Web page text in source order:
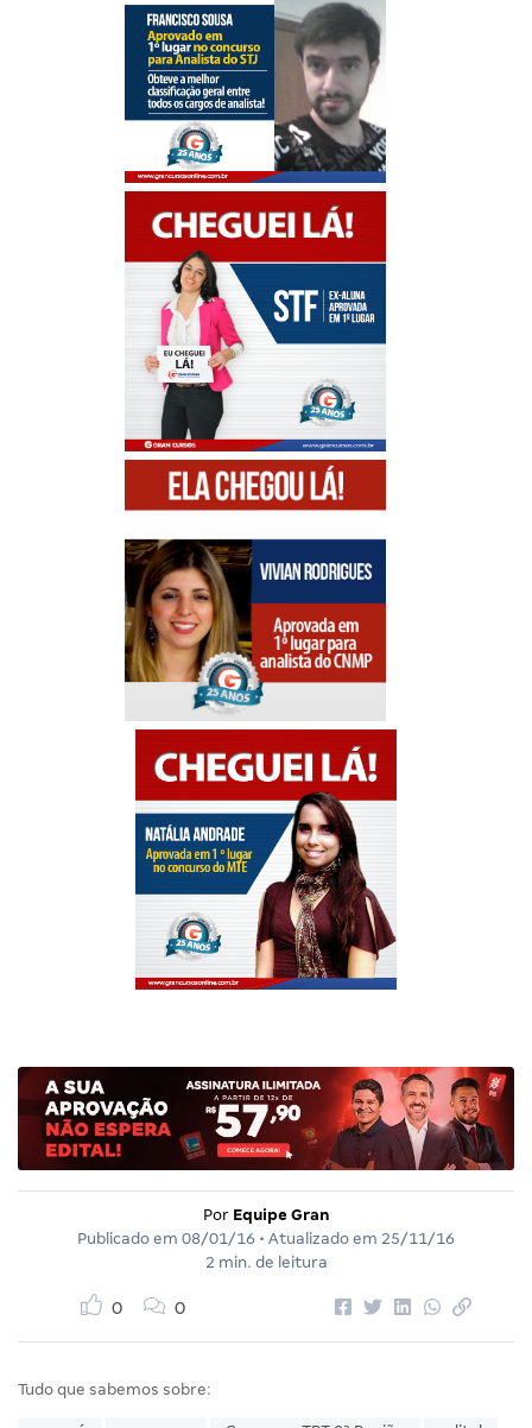
Por Equipe Gran
Publicado em 08/01/16 • Atualizado em 25/11/16
2 min. de leitura
0 0
Tudo que sabemos sobre: